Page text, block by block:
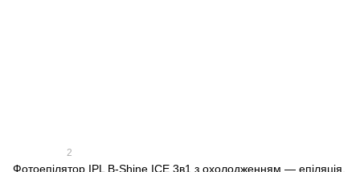
2
Фотоепілятор IPL B-Shine ICE 3в1 з охолодженням — епіляція,